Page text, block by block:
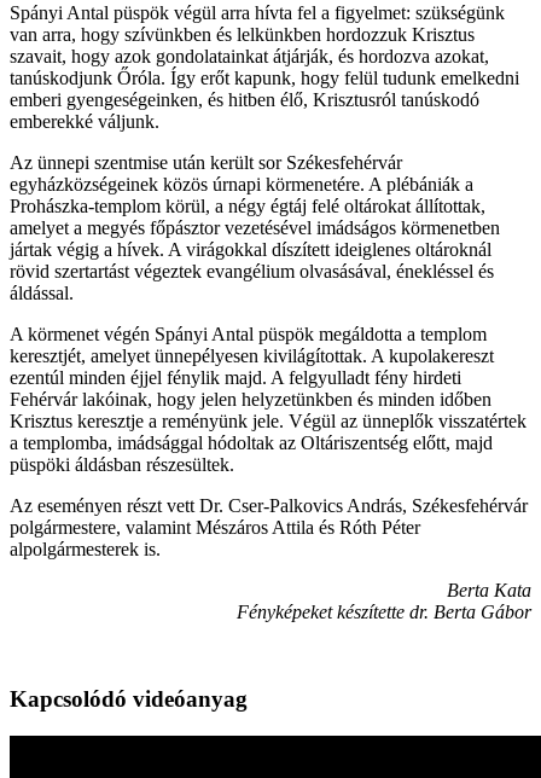
Spányi Antal püspök végül arra hívta fel a figyelmet: szükségünk
van arra, hogy szívünkben és lelkünkben hordozzuk Krisztus
szavait, hogy azok gondolatainkat átjárják, és hordozva azokat,
tanúskodjunk Őróla. Így erőt kapunk, hogy felül tudunk emelkedni
emberi gyengeségeinken, és hitben élő, Krisztusról tanúskodó
emberekké váljunk.
Az ünnepi szentmise után került sor Székesfehérvár
egyházközségeinek közös úrnapi körmenetére. A plébániák a
Prohászka-templom körül, a négy égtáj felé oltárokat állítottak,
amelyet a megyés főpásztor vezetésével imádságos körmenetben
jártak végig a hívek. A virágokkal díszített ideiglenes oltároknál
rövid szertartást végeztek evangélium olvasásával, énekléssel és
áldással.
A körmenet végén Spányi Antal püspök megáldotta a templom
keresztjét, amelyet ünnepélyesen kivilágítottak. A kupolakereszt
ezentúl minden éjjel fénylik majd. A felgyulladt fény hirdeti
Fehérvár lakóinak, hogy jelen helyzetünkben és minden időben
Krisztus keresztje a reményünk jele. Végül az ünneplők visszatértek
a templomba, imádsággal hódoltak az Oltáriszentség előtt, majd
püspöki áldásban részesültek.
Az eseményen részt vett Dr. Cser-Palkovics András, Székesfehérvár
polgármestere, valamint Mészáros Attila és Róth Péter
alpolgármesterek is.
Berta Kata
Fényképeket készítette dr. Berta Gábor
Kapcsolódó videóanyag